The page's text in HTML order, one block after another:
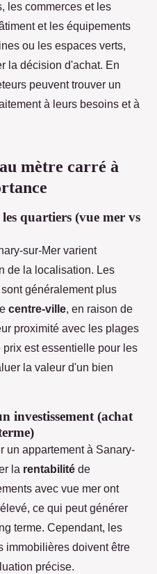
les commerces et les
et les équipements
ou les espaces verts,
la décision d'achat. En
peuvent trouver un
à leurs besoins et à
mètre carré à
quartiers (vue mer vs
sur-Mer varient
de la localisation. Les
sont généralement plus
centre-ville, en raison de
proximité avec les plages
est essentielle pour les
la valeur d'un bien
investissement (achat
un appartement à Sanary-
la rentabilité de
avec vue mer ont
ce qui peut générer
terme. Cependant, les
immobilières doivent être
précise.